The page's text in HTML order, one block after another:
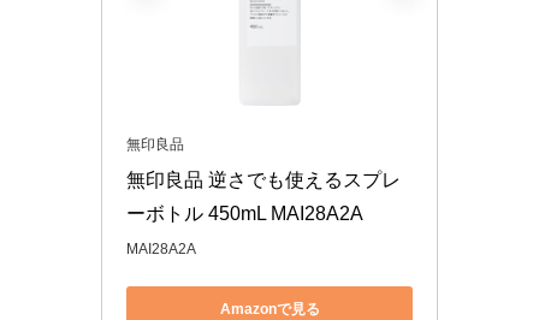
無印良品
無印良品 逆さでも使えるスプレ
ーボトル 450mL MAI28A2A
MAI28A2A
Amazonで見る